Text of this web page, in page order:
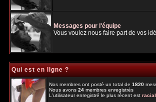
Messages pour l'équipe
Vous voulez nous faire part de vos
Qui est en ligne ?
Nos membres ont posté un total de1820
Nous avons24membres enregistrés
L'utilisateur enregistré le plus récent est